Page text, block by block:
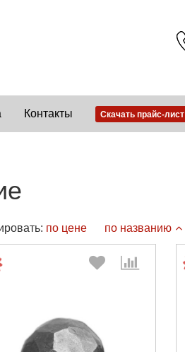
Контакты Скачать прайс-лист
по цене по названию